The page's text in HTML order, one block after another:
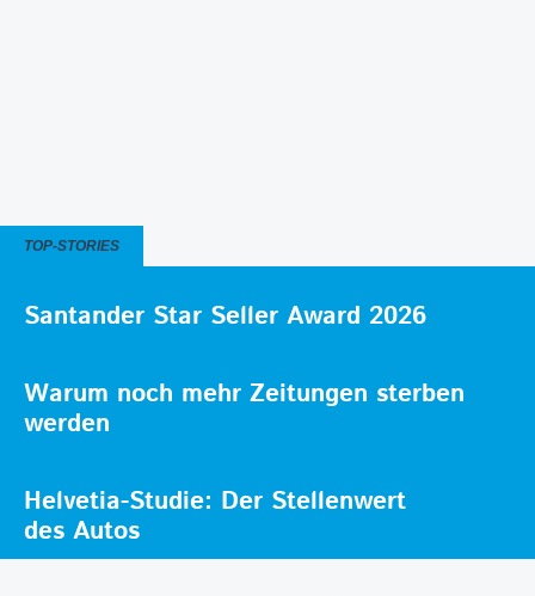
TOP-STORIES
Santander Star Seller Award 2026
Warum noch mehr Zeitungen sterben
werden
Helvetia-Studie: Der Stellenwert
des Autos